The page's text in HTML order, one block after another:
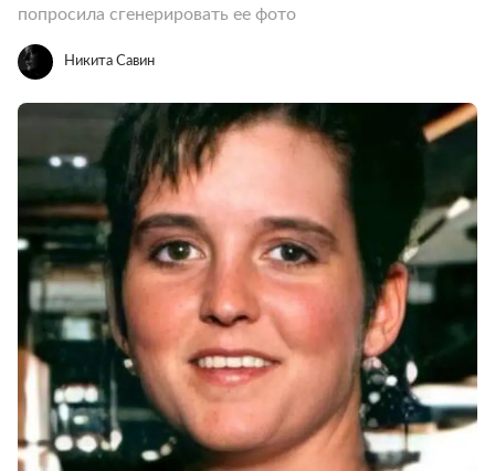
попросила сгенерировать ее фото
Никита Савин